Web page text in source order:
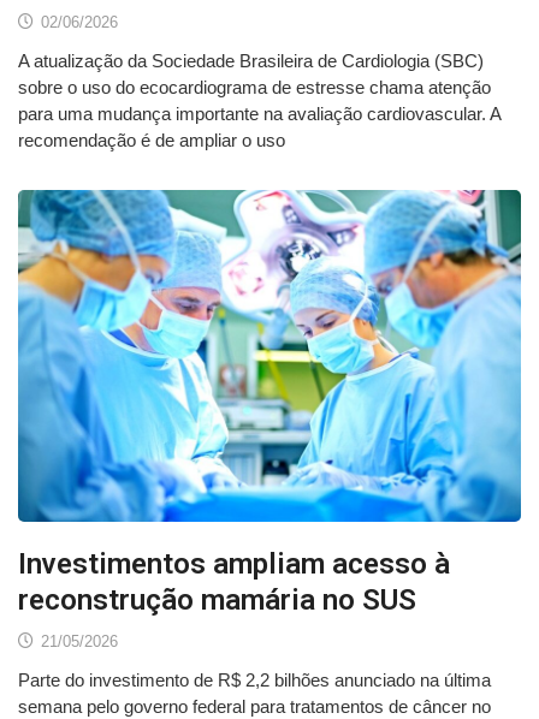
02/06/2026
A atualização da Sociedade Brasileira de Cardiologia (SBC)
sobre o uso do ecocardiograma de estresse chama atenção
para uma mudança importante na avaliação cardiovascular. A
recomendação é de ampliar o uso
Investimentos ampliam acesso à
reconstrução mamária no SUS
21/05/2026
Parte do investimento de R$ 2,2 bilhões anunciado na última
semana pelo governo federal para tratamentos de câncer no